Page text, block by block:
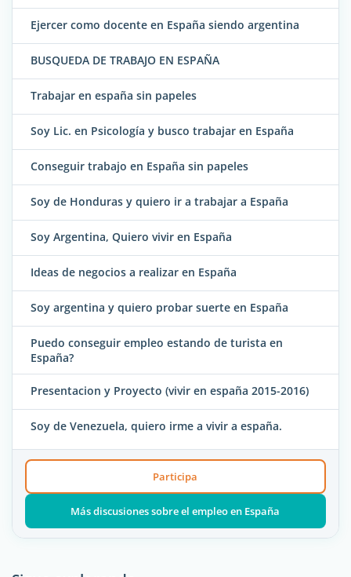
Ejercer como docente en España siendo argentina
BUSQUEDA DE TRABAJO EN ESPAÑA
Trabajar en españa sin papeles
Soy Lic. en Psicología y busco trabajar en España
Conseguir trabajo en España sin papeles
Soy de Honduras y quiero ir a trabajar a España
Soy Argentina, Quiero vivir en España
Ideas de negocios a realizar en España
Soy argentina y quiero probar suerte en España
Puedo conseguir empleo estando de turista en
España?
Presentacion y Proyecto (vivir en españa 2015-2016)
Soy de Venezuela, quiero irme a vivir a españa.
Participa
Más discusiones sobre el empleo en España